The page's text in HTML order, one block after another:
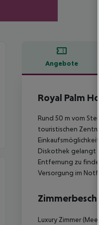
Angebote
Royal Palm
Rund 50 m vom
touristischen
Diskothek gelangt
Entfernung zu
Versorgung im
Luxury Zimmer